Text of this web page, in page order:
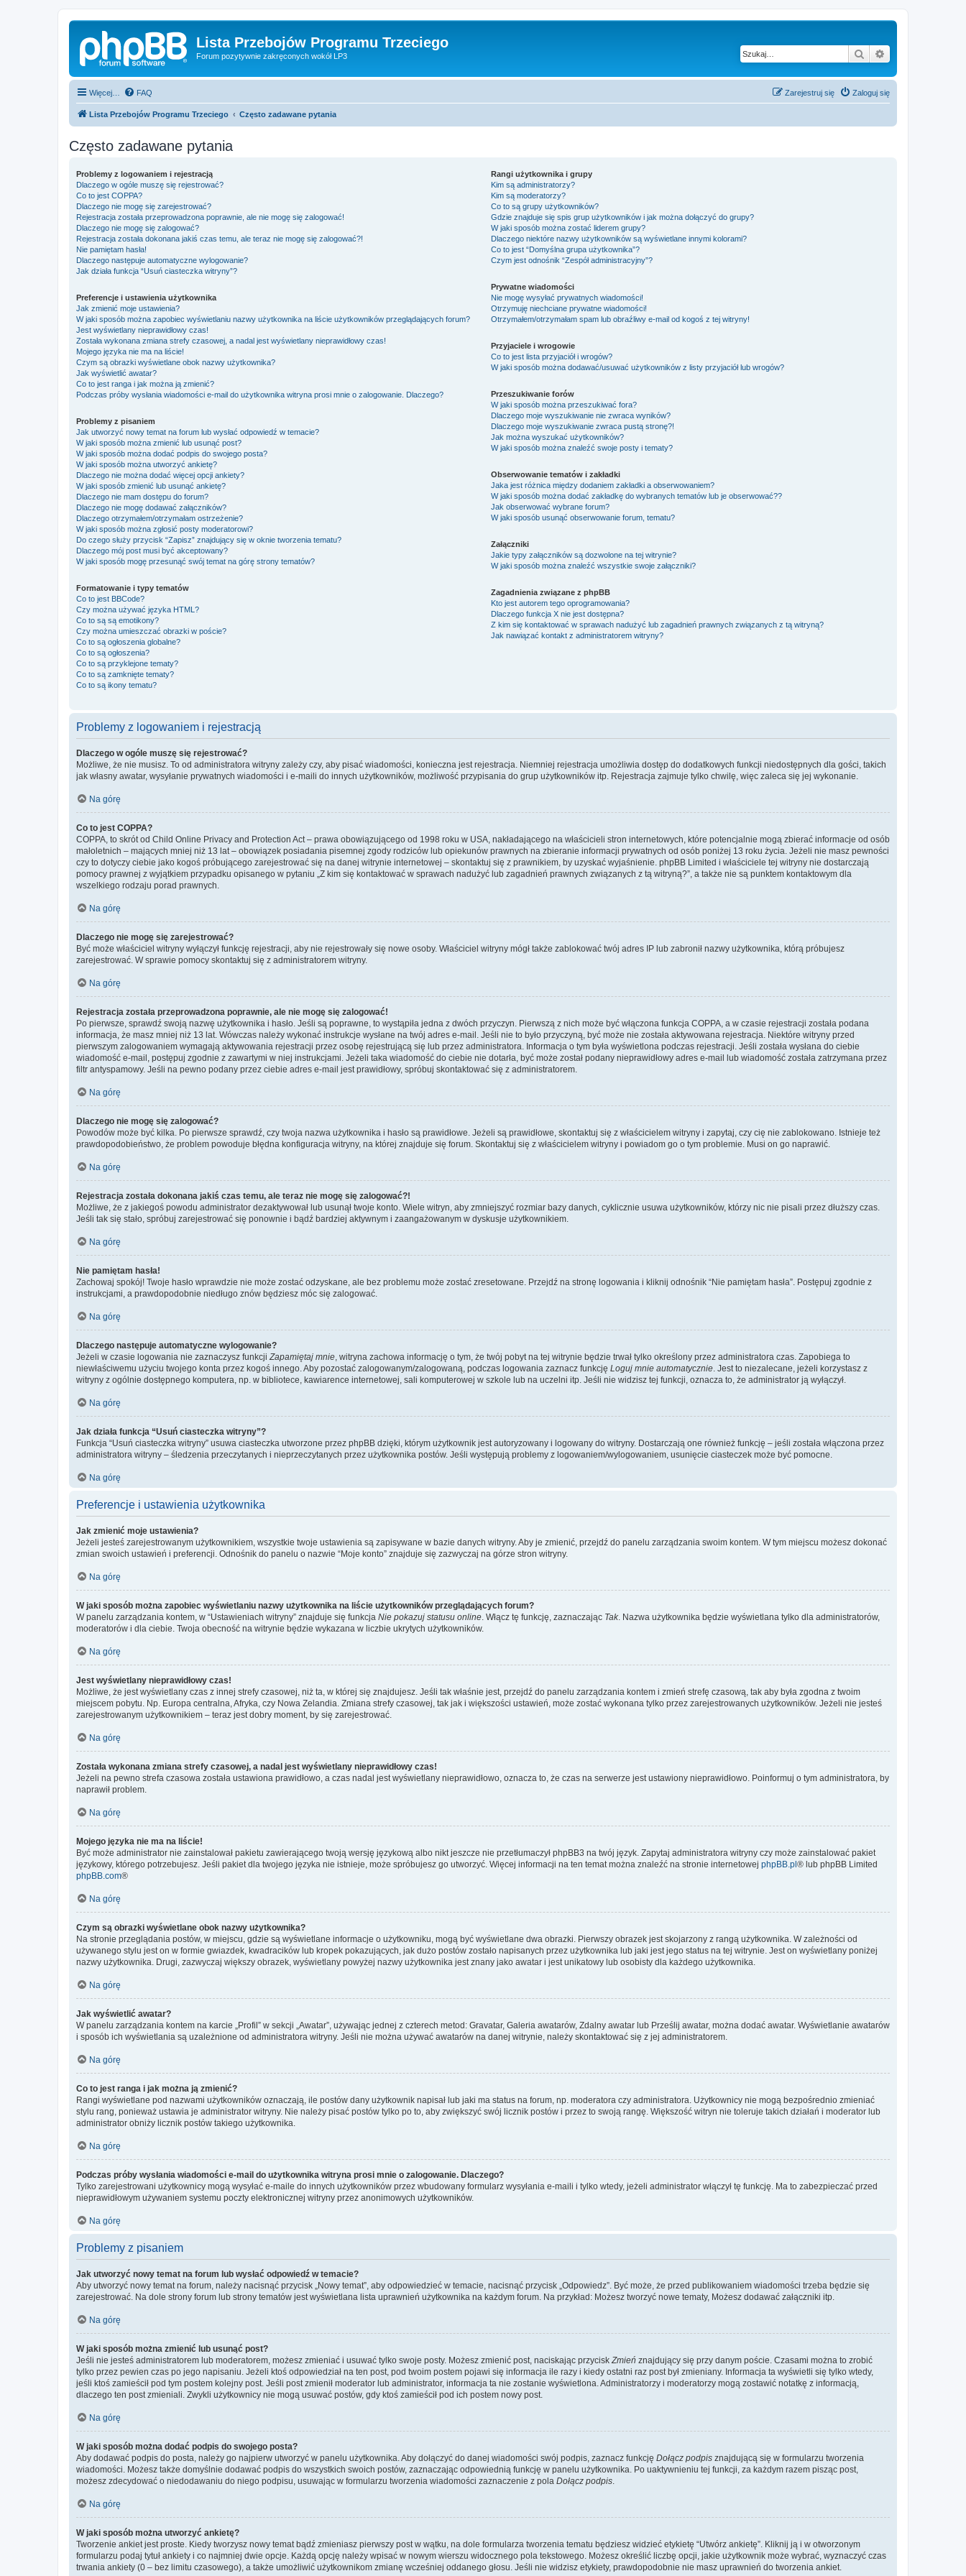
Lista Przebojów Programu Trzeciego
Forum pozytywnie zakręconych wokół LP3 Szukaj
Więcej… FAQ Zaloguj się
Zarejestruj się
Lista Przebojów Programu Trzeciego Często zadawane pytania
Często zadawane pytania
Problemy z logowaniem i rejestracją
Dlaczego w ogóle muszę się rejestrować?
Co to jest COPPA?
Dlaczego nie mogę się zarejestrować?
Rejestracja została przeprowadzona poprawnie, ale nie mogę się zalogować!
Dlaczego nie mogę się zalogować?
Rejestracja została dokonana jakiś czas temu, ale teraz nie mogę się zalogować?!
Nie pamiętam hasła!
Dlaczego następuje automatyczne wylogowanie?
Jak działa funkcja “Usuń ciasteczka witryny”?
Preferencje i ustawienia użytkownika
Jak zmienić moje ustawienia?
W jaki sposób można zapobiec wyświetlaniu nazwy użytkownika na liście użytkowników przeglądających forum?
Jest wyświetlany nieprawidłowy czas!
Została wykonana zmiana strefy czasowej, a nadal jest wyświetlany nieprawidłowy czas!
Mojego języka nie ma na liście!
Czym są obrazki wyświetlane obok nazwy użytkownika?
Jak wyświetlić awatar?
Co to jest ranga i jak można ją zmienić?
Podczas próby wysłania wiadomości e-mail do użytkownika witryna prosi mnie o zalogowanie. Dlaczego?
Problemy z pisaniem
Jak utworzyć nowy temat na forum lub wysłać odpowiedź w temacie?
W jaki sposób można zmienić lub usunąć post?
W jaki sposób można dodać podpis do swojego posta?
W jaki sposób można utworzyć ankietę?
Dlaczego nie można dodać więcej opcji ankiety?
W jaki sposób zmienić lub usunąć ankietę?
Dlaczego nie mam dostępu do forum?
Dlaczego nie mogę dodawać załączników?
Dlaczego otrzymałem/otrzymałam ostrzeżenie?
W jaki sposób można zgłosić posty moderatorowi?
Do czego służy przycisk “Zapisz” znajdujący się w oknie tworzenia tematu?
Dlaczego mój post musi być akceptowany?
W jaki sposób mogę przesunąć swój temat na górę strony tematów?
Formatowanie i typy tematów
Co to jest BBCode?
Czy można używać języka HTML?
Co to są są emotikony?
Czy można umieszczać obrazki w poście?
Co to są ogłoszenia globalne?
Co to są ogłoszenia?
Co to są przyklejone tematy?
Co to są zamknięte tematy?
Co to są ikony tematu?
Rangi użytkownika i grupy
Kim są administratorzy?
Kim są moderatorzy?
Co to są grupy użytkowników?
Gdzie znajduje się spis grup użytkowników i jak można dołączyć do grupy?
W jaki sposób można zostać liderem grupy?
Dlaczego niektóre nazwy użytkowników są wyświetlane innymi kolorami?
Co to jest “Domyślna grupa użytkownika”?
Czym jest odnośnik “Zespół administracyjny”?
Prywatne wiadomości
Nie mogę wysyłać prywatnych wiadomości!
Otrzymuję niechciane prywatne wiadomości!
Otrzymałem/otrzymałam spam lub obraźliwy e-mail od kogoś z tej witryny!
Przyjaciele i wrogowie
Co to jest lista przyjaciół i wrogów?
W jaki sposób można dodawać/usuwać użytkowników z listy przyjaciół lub wrogów?
Przeszukiwanie forów
W jaki sposób można przeszukiwać fora?
Dlaczego moje wyszukiwanie nie zwraca wyników?
Dlaczego moje wyszukiwanie zwraca pustą stronę?!
Jak można wyszukać użytkowników?
W jaki sposób można znaleźć swoje posty i tematy?
Obserwowanie tematów i zakładki
Jaka jest różnica między dodaniem zakładki a obserwowaniem?
W jaki sposób można dodać zakładkę do wybranych tematów lub je obserwować??
Jak obserwować wybrane forum?
W jaki sposób usunąć obserwowanie forum, tematu?
Załączniki
Jakie typy załączników są dozwolone na tej witrynie?
W jaki sposób można znaleźć wszystkie swoje załączniki?
Zagadnienia związane z phpBB
Kto jest autorem tego oprogramowania?
Dlaczego funkcja X nie jest dostępna?
Z kim się kontaktować w sprawach nadużyć lub zagadnień prawnych związanych z tą witryną?
Jak nawiązać kontakt z administratorem witryny?
Problemy z logowaniem i rejestracją
Dlaczego w ogóle muszę się rejestrować?
Możliwe, że nie musisz. To od administratora witryny zależy czy, aby pisać wiadomości, konieczna jest rejestracja. Niemniej rejestracja umożliwia dostęp do dodatkowych funkcji niedostępnych dla gości, takich
jak własny awatar, wysyłanie prywatnych wiadomości i e-maili do innych użytkowników, możliwość przypisania do grup użytkowników itp. Rejestracja zajmuje tylko chwilę, więc zaleca się jej wykonanie.
Na górę
Co to jest COPPA?
COPPA, to skrót od Child Online Privacy and Protection Act – prawa obowiązującego od 1998 roku w USA, nakładającego na właścicieli stron internetowych, które potencjalnie mogą zbierać informacje od osób
małoletnich – mających mniej niż 13 lat – obowiązek posiadania pisemnej zgody rodziców lub opiekunów prawnych na zbieranie informacji prywatnych od osób poniżej 13 roku życia. Jeżeli nie masz pewności
czy to dotyczy ciebie jako kogoś próbującego zarejestrować się na danej witrynie internetowej – skontaktuj się z prawnikiem, by uzyskać wyjaśnienie. phpBB Limited i właściciele tej witryny nie dostarczają
pomocy prawnej z wyjątkiem przypadku opisanego w pytaniu „Z kim się kontaktować w sprawach nadużyć lub zagadnień prawnych związanych z tą witryną?”, a także nie są punktem kontaktowym dla
wszelkiego rodzaju porad prawnych.
Na górę
Dlaczego nie mogę się zarejestrować?
Być może właściciel witryny wyłączył funkcję rejestracji, aby nie rejestrowały się nowe osoby. Właściciel witryny mógł także zablokować twój adres IP lub zabronił nazwy użytkownika, którą próbujesz
zarejestrować. W sprawie pomocy skontaktuj się z administratorem witryny.
Na górę
Rejestracja została przeprowadzona poprawnie, ale nie mogę się zalogować!
Po pierwsze, sprawdź swoją nazwę użytkownika i hasło. Jeśli są poprawne, to wystąpiła jedna z dwóch przyczyn. Pierwszą z nich może być włączona funkcja COPPA, a w czasie rejestracji została podana
informacja, że masz mniej niż 13 lat. Wówczas należy wykonać instrukcje wysłane na twój adres e-mail. Jeśli nie to było przyczyną, być może nie została aktywowana rejestracja. Niektóre witryny przed
pierwszym zalogowaniem wymagają aktywowania rejestracji przez osobę rejestrującą się lub przez administratora. Informacja o tym była wyświetlona podczas rejestracji. Jeśli została wysłana do ciebie
wiadomość e-mail, postępuj zgodnie z zawartymi w niej instrukcjami. Jeżeli taka wiadomość do ciebie nie dotarła, być może został podany nieprawidłowy adres e-mail lub wiadomość została zatrzymana przez
filtr antyspamowy. Jeśli na pewno podany przez ciebie adres e-mail jest prawidłowy, spróbuj skontaktować się z administratorem.
Na górę
Dlaczego nie mogę się zalogować?
Powodów może być kilka. Po pierwsze sprawdź, czy twoja nazwa użytkownika i hasło są prawidłowe. Jeżeli są prawidłowe, skontaktuj się z właścicielem witryny i zapytaj, czy cię nie zablokowano. Istnieje też
prawdopodobieństwo, że problem powoduje błędna konfiguracja witryny, na której znajduje się forum. Skontaktuj się z właścicielem witryny i powiadom go o tym problemie. Musi on go naprawić.
Na górę
Rejestracja została dokonana jakiś czas temu, ale teraz nie mogę się zalogować?!
Możliwe, że z jakiegoś powodu administrator dezaktywował lub usunął twoje konto. Wiele witryn, aby zmniejszyć rozmiar bazy danych, cyklicznie usuwa użytkowników, którzy nic nie pisali przez dłuższy czas.
Jeśli tak się stało, spróbuj zarejestrować się ponownie i bądź bardziej aktywnym i zaangażowanym w dyskusje użytkownikiem.
Na górę
Nie pamiętam hasła!
Zachowaj spokój! Twoje hasło wprawdzie nie może zostać odzyskane, ale bez problemu może zostać zresetowane. Przejdź na stronę logowania i kliknij odnośnik “Nie pamiętam hasła”. Postępuj zgodnie z
instrukcjami, a prawdopodobnie niedługo znów będziesz móc się zalogować.
Na górę
Dlaczego następuje automatyczne wylogowanie?
Jeżeli w czasie logowania nie zaznaczysz funkcji Zapamiętaj mnie , witryna zachowa informację o tym, że twój pobyt na tej witrynie będzie trwał tylko określony przez administratora czas. Zapobiega to
niewłaściwemu użyciu twojego konta przez kogoś innego. Aby pozostać zalogowanym/zalogowaną, podczas logowania zaznacz funkcję Loguj mnie automatycznie . Jest to niezalecane, jeżeli korzystasz z
witryny z ogólnie dostępnego komputera, np. w bibliotece, kawiarence internetowej, sali komputerowej w szkole lub na uczelni itp. Jeśli nie widzisz tej funkcji, oznacza to, że administrator ją wyłączył.
Na górę
Jak działa funkcja “Usuń ciasteczka witryny”?
Funkcja “Usuń ciasteczka witryny” usuwa ciasteczka utworzone przez phpBB dzięki, którym użytkownik jest autoryzowany i logowany do witryny. Dostarczają one również funkcję – jeśli została włączona przez
administratora witryny – śledzenia przeczytanych i nieprzeczytanych przez użytkownika postów. Jeśli występują problemy z logowaniem/wylogowaniem, usunięcie ciasteczek może być pomocne.
Na górę
Preferencje i ustawienia użytkownika
Jak zmienić moje ustawienia?
Jeżeli jesteś zarejestrowanym użytkownikiem, wszystkie twoje ustawienia są zapisywane w bazie danych witryny. Aby je zmienić, przejdź do panelu zarządzania swoim kontem. W tym miejscu możesz dokonać
zmian swoich ustawień i preferencji. Odnośnik do panelu o nazwie “Moje konto” znajduje się zazwyczaj na górze stron witryny.
Na górę
W jaki sposób można zapobiec wyświetlaniu nazwy użytkownika na liście użytkowników przeglądających forum?
W panelu zarządzania kontem, w “Ustawieniach witryny” znajduje się funkcja Nie pokazuj statusu online . Włącz tę funkcję, zaznaczając Tak. Nazwa użytkownika będzie wyświetlana tylko dla administratorów,
moderatorów i dla ciebie. Twoja obecność na witrynie będzie wykazana w liczbie ukrytych użytkowników.
Na górę
Jest wyświetlany nieprawidłowy czas!
Możliwe, że jest wyświetlany czas z innej strefy czasowej, niż ta, w której się znajdujesz. Jeśli tak właśnie jest, przejdź do panelu zarządzania kontem i zmień strefę czasową, tak aby była zgodna z twoim
miejscem pobytu. Np. Europa centralna, Afryka, czy Nowa Zelandia. Zmiana strefy czasowej, tak jak i większości ustawień, może zostać wykonana tylko przez zarejestrowanych użytkowników. Jeżeli nie jesteś
zarejestrowanym użytkownikiem – teraz jest dobry moment, by się zarejestrować.
Na górę
Została wykonana zmiana strefy czasowej, a nadal jest wyświetlany nieprawidłowy czas!
Jeżeli na pewno strefa czasowa została ustawiona prawidłowo, a czas nadal jest wyświetlany nieprawidłowo, oznacza to, że czas na serwerze jest ustawiony nieprawidłowo. Poinformuj o tym administratora, by
naprawił problem.
Na górę
Mojego języka nie ma na liście!
Być może administrator nie zainstalował pakietu zawierającego twoją wersję językową albo nikt jeszcze nie przetłumaczył phpBB3 na twój język. Zapytaj administratora witryny czy może zainstalować pakiet
językowy, którego potrzebujesz. Jeśli pakiet dla twojego języka nie istnieje, może spróbujesz go utworzyć. Więcej informacji na ten temat można znaleźć na stronie internetowej phpBB.pl® lub phpBB Limited
phpBB.com®
Na górę
Czym są obrazki wyświetlane obok nazwy użytkownika?
Na stronie przeglądania postów, w miejscu, gdzie są wyświetlane informacje o użytkowniku, mogą być wyświetlane dwa obrazki. Pierwszy obrazek jest skojarzony z rangą użytkownika. W zależności od
używanego stylu jest on w formie gwiazdek, kwadracików lub kropek pokazujących, jak dużo postów zostało napisanych przez użytkownika lub jaki jest jego status na tej witrynie. Jest on wyświetlany poniżej
nazwy użytkownika. Drugi, zazwyczaj większy obrazek, wyświetlany powyżej nazwy użytkownika jest znany jako awatar i jest unikatowy lub osobisty dla każdego użytkownika.
Na górę
Jak wyświetlić awatar?
W panelu zarządzania kontem na karcie „Profil” w sekcji „Awatar”, używając jednej z czterech metod: Gravatar, Galeria awatarów, Zdalny awatar lub Prześlij awatar, można dodać awatar. Wyświetlanie awatarów
i sposób ich wyświetlania są uzależnione od administratora witryny. Jeśli nie można używać awatarów na danej witrynie, należy skontaktować się z jej administratorem.
Na górę
Co to jest ranga i jak można ją zmienić?
Rangi wyświetlane pod nazwami użytkowników oznaczają, ile postów dany użytkownik napisał lub jaki ma status na forum, np. moderatora czy administratora. Użytkownicy nie mogą bezpośrednio zmieniać
stylu rang, ponieważ ustawia je administrator witryny. Nie należy pisać postów tylko po to, aby zwiększyć swój licznik postów i przez to swoją rangę. Większość witryn nie toleruje takich działań i moderator lub
administrator obniży licznik postów takiego użytkownika.
Na górę
Podczas próby wysłania wiadomości e-mail do użytkownika witryna prosi mnie o zalogowanie. Dlaczego?
Tylko zarejestrowani użytkownicy mogą wysyłać e-maile do innych użytkowników przez wbudowany formularz wysyłania e-maili i tylko wtedy, jeżeli administrator włączył tę funkcję. Ma to zabezpieczać przed
nieprawidłowym używaniem systemu poczty elektronicznej witryny przez anonimowych użytkowników.
Na górę
Problemy z pisaniem
Jak utworzyć nowy temat na forum lub wysłać odpowiedź w temacie?
Aby utworzyć nowy temat na forum, należy nacisnąć przycisk „Nowy temat”, aby odpowiedzieć w temacie, nacisnąć przycisk „Odpowiedz”. Być może, że przed publikowaniem wiadomości trzeba będzie się
zarejestrować. Na dole strony forum lub strony tematów jest wyświetlana lista uprawnień użytkownika na każdym forum. Na przykład: Możesz tworzyć nowe tematy, Możesz dodawać załączniki itp.
Na górę
W jaki sposób można zmienić lub usunąć post?
Jeśli nie jesteś administratorem lub moderatorem, możesz zmieniać i usuwać tylko swoje posty. Możesz zmienić post, naciskając przycisk Zmień znajdujący się przy danym poście. Czasami można to zrobić
tylko przez pewien czas po jego napisaniu. Jeżeli ktoś odpowiedział na ten post, pod twoim postem pojawi się informacja ile razy i kiedy ostatni raz post był zmieniany. Informacja ta wyświetli się tylko wtedy,
jeśli ktoś zamieścił pod tym postem kolejny post. Jeśli post zmienił moderator lub administrator, informacja ta nie zostanie wyświetlona. Administratorzy i moderatorzy mogą zostawić notatkę z informacją,
dlaczego ten post zmieniali. Zwykli użytkownicy nie mogą usuwać postów, gdy ktoś zamieścił pod ich postem nowy post.
Na górę
W jaki sposób można dodać podpis do swojego posta?
Aby dodawać podpis do posta, należy go najpierw utworzyć w panelu użytkownika. Aby dołączyć do danej wiadomości swój podpis, zaznacz funkcję Dołącz podpis znajdującą się w formularzu tworzenia
wiadomości. Możesz także domyślnie dodawać podpis do wszystkich swoich postów, zaznaczając odpowiednią funkcję w panelu użytkownika. Po uaktywnieniu tej funkcji, za każdym razem pisząc post,
możesz zdecydować o niedodawaniu do niego podpisu, usuwając w formularzu tworzenia wiadomości zaznaczenie z pola Dołącz podpis
Na górę
W jaki sposób można utworzyć ankietę?
Tworzenie ankiet jest proste. Kiedy tworzysz nowy temat bądź zmieniasz pierwszy post w wątku, na dole formularza tworzenia tematu będziesz widzieć etykietę “Utwórz ankietę”. Kliknij ją i w otworzonym
formularzu podaj tytuł ankiety i co najmniej dwie opcje. Każdą opcję należy wpisać w nowym wierszu widocznego pola tekstowego. Możesz określić liczbę opcji, jakie użytkownik może wybrać, wyznaczyć czas
trwania ankiety (0 – bez limitu czasowego), a także umożliwić użytkownikom zmianę wcześniej oddanego głosu. Jeśli nie widzisz etykiety, prawdopodobnie nie masz uprawnień do tworzenia ankiet.